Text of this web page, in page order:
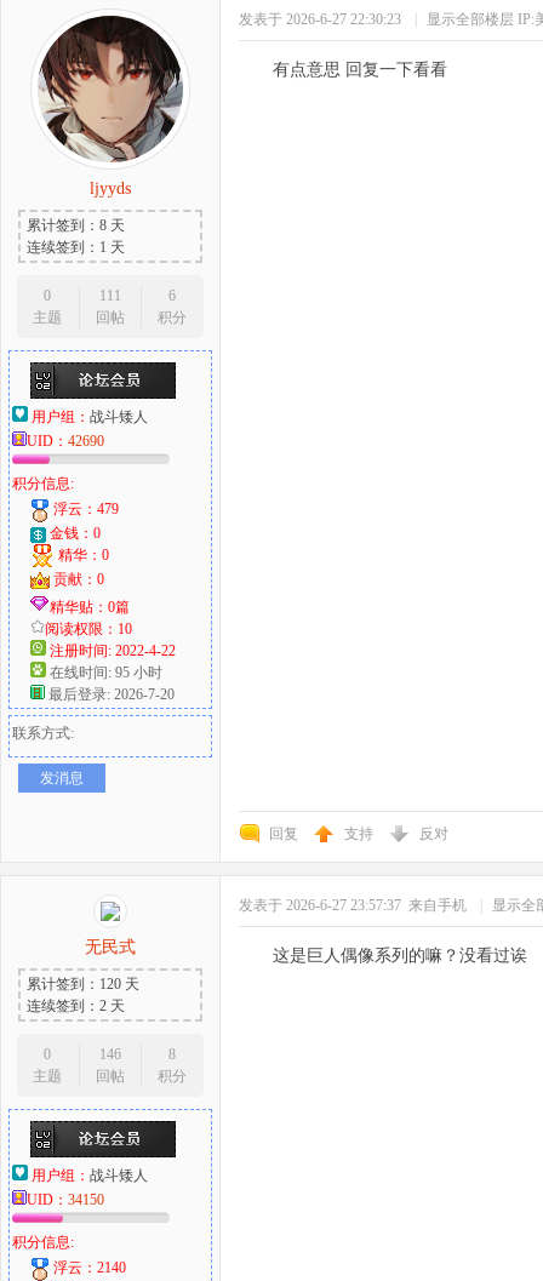
ljyyds
累计签到：8 天
连续签到：1 天
0
主题
111
回帖
6
积分
用户组： 战斗矮人
UID： 42690
积分信息:
浮云：479
金钱：0
精华：0
贡献：0
精华贴：0篇
阅读权限：10
注册时间: 2022-4-22
在线时间: 95 小时
最后登录: 2026-7-20
联系方式:
发消息
发表于 2026-6-27 22:30:23 显示全部楼层 IP:
有点意思 回复一下看看
回复 支持 反对
无民式
累计签到：120 天
连续签到：2 天
0
主题
146
回帖
8
积分
用户组： 战斗矮人
UID： 34150
积分信息:
浮云：2140
发表于 2026-6-27 23:57:37 来自手机 显示全
这是巨人偶像系列的嘛？没看过诶